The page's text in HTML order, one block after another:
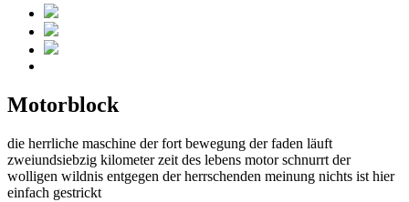
Motorblock
die herrliche maschine der fort bewegung der faden läuft
zweiundsiebzig kilometer zeit des lebens motor schnurrt der
wolligen wildnis entgegen der herrschenden meinung nichts ist hier
einfach gestrickt